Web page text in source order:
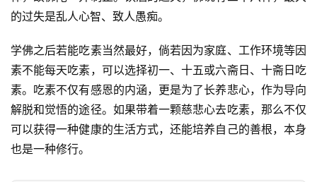
公
慈
善
佛
教
人
登录
的过失是乱人心智、致人愚痴。
学佛之后若能吃素当然最好，倘若因为家庭、工作环境等因
素不能每天吃素，可以选择初一、十五或六斋日、十斋日吃
素。吃素不仅有感恩的内涵，更是为了长养悲心，作为导向
解脱和觉悟的途径。如果带着一颗慈悲心去吃素，那么不仅
可以获得一种健康的生活方式，还能培养自己的善根，本身
也是一种修行。